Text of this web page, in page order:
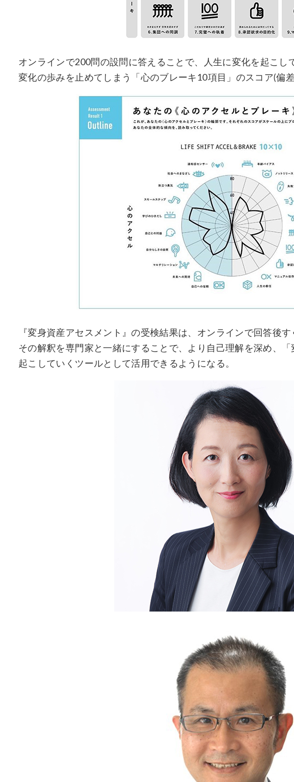
オンラインで200問の設問に答えることで、人生に変化を起こし
変化の歩みを止めてしまう「心のブレーキ10項目」のスコア(偏
『変身資産アセスメント』の受検結果は、オンラインで回答後
その解釈を専門家と一緒にすることで、より自己理解を深め、
起こしていくツールとして活用できるようになる。